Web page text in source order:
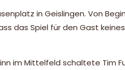
in Geislingen. Von
das Spiel für den Gast
im Mittelfeld schaltete Tim